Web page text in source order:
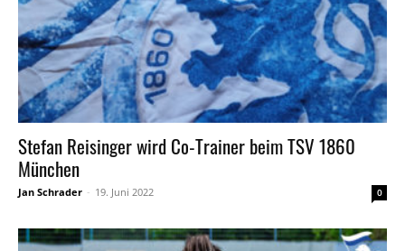
Stefan Reisinger wird Co-Trainer beim TSV 1860
München
Jan Schrader - 19. Juni 2022 0